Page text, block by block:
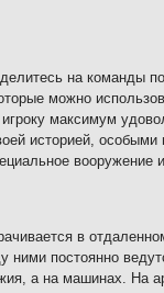
на команды
можно
максимум
историей, особыми
вооружение
в
постоянно
а на машинах. На